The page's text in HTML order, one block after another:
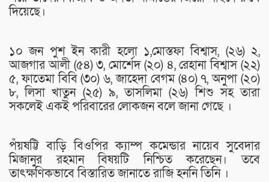
দিয়েছে।
১০ জন পুশ ইন কারী হলো ১,মোস্তফা বিশ্বাস, (২৬) ২,
আজগার আলী (৫৪) ৩, মোর্শেদ (২০) ৪, রেহানা বিশ্বাস (২২)
৫, ফাতেমা বিবি (৩০) ৬, জাহেদা বেগম (৪০) ৭, অনুপা (২০)
৮, লিসা খাতুন (২৫) ৯, তাসলিমা (২৬) শিশু সহ তারা
সকলেই একই পরিবারের লোকজন বলে জানা গেছে ।
পঁয়ষট্টি বাড়ি বিওপির ক্যাম্প কমেন্ডার নায়েব সুবেদার
মিজানুর রহমান বিষয়টি নিশ্চিত করেছেন। তবে
তাৎক্ষণিকভাবে বিস্তারিত জানাতে রাজি হননি তিনি ।